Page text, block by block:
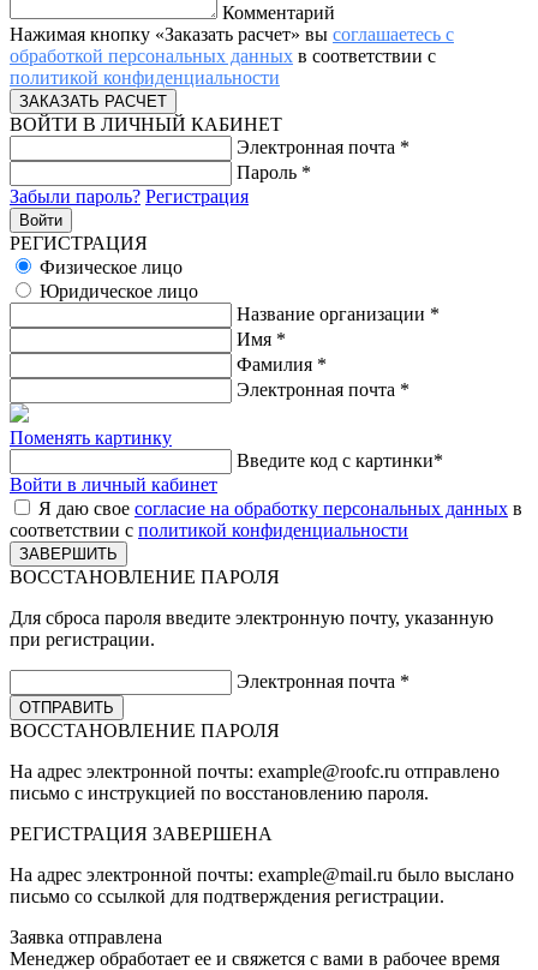
Комментарий
Нажимая кнопку «Заказать расчет» вы соглашаетесь с
обработкой персональных данных в соответствии с
политикой конфиденциальности
ВОЙТИ В ЛИЧНЫЙ КАБИНЕТ
Электронная почта *
Пароль *
Забыли пароль? Регистрация
РЕГИСТРАЦИЯ
Физическое лицо
Юридическое лицо
Название организации *
Имя *
Фамилия *
Электронная почта *
Поменять картинку
Введите код с картинки*
Войти в личный кабинет
Я даю свое согласие на обработку персональных данных в
соответствии с политикой конфиденциальности
ВОССТАНОВЛЕНИЕ ПАРОЛЯ
Для сброса пароля введите электронную почту, указанную
при регистрации.
Электронная почта *
ВОССТАНОВЛЕНИЕ ПАРОЛЯ
На адрес электронной почты: example@roofc.ru отправлено
письмо с инструкцией по восстановлению пароля.
РЕГИСТРАЦИЯ ЗАВЕРШЕНА
На адрес электронной почты: example@mail.ru было выслано
письмо со ссылкой для подтверждения регистрации.
Заявка отправлена
Менеджер обработает ее и свяжется с вами в рабочее время